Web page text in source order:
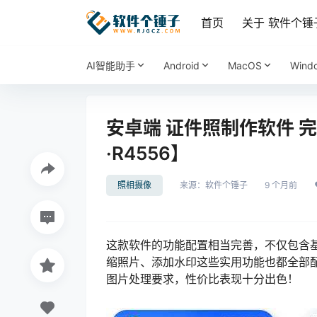
首页 关于 软件个锤
AI智能助手 Android MacOS
安卓端 证件照制作软件
·R4556】
照相摄像 来源： 软件个锤子 9 个月前
这款软件的功能配置相当完善，不仅包
缩照片、添加水印这些实用功能也都全
图片处理要求，性价比表现十分出色！